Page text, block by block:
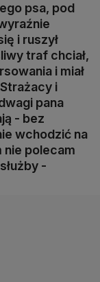
psa, pod
i ruszył
traf chciał,
i miał
i
pana
- bez
wchodzić na
nie polecam
-